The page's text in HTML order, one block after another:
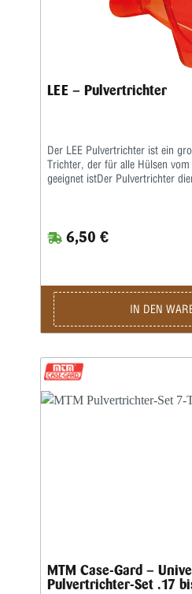
LEE – Pulvertrichter
Der LEE Pulvertrichter ist ein
Trichter, der für alle Hülsen
geeignet istDer Pulvertrichter
6,50 €
IN DEN
MTM Case-Gard –
Pulvertrichter-Set .17